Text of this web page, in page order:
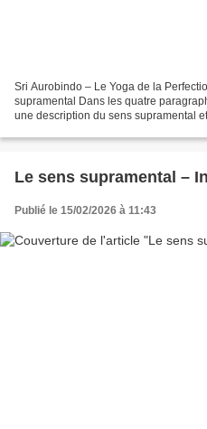
Sri Aurobindo – Le Yoga de la
supramental Dans les quatre
une description du sens supramental
Le sens supramental –
Publié le 15/02/2026 à 11:43